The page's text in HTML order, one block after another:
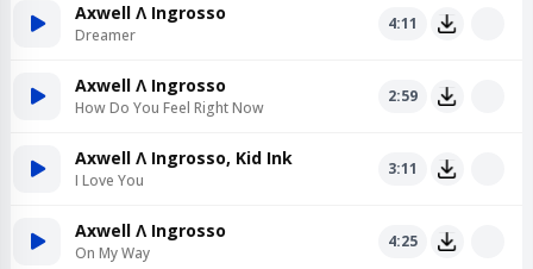
Axwell Ʌ Ingrosso
Dreamer
4:11
Axwell Ʌ Ingrosso
How Do You Feel Right Now
2:59
Axwell Ʌ Ingrosso, Kid Ink
I Love You
3:11
Axwell Ʌ Ingrosso
On My Way
4:25